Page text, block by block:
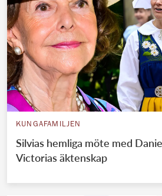
KUNGAFAMILJEN
Silvias hemliga möte med
Victorias äktenskap